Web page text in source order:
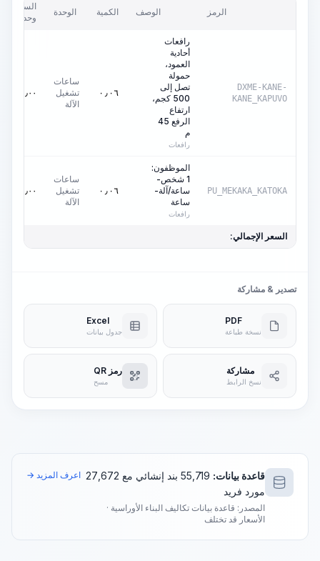
الرمز الوصف الكمية الوحدة
السعر/
وحدة
DXME-KANE-
KANE_KAPUVO
رافعات
أحادية
العمود،
حمولة
تصل إلى
500 كجم،
ارتفاع
الرفع 45
م
رافعات
٠٫٠٦
ساعات
تشغيل
الآلة
٠٫٠٠
PU_MEKAKA_KATOKA
الموظفون:
1 شخص-
ساعة/آلة-
ساعة
رافعات
٠٫٠٦
ساعات
تشغيل
الآلة
٠٫٠٠
السعر الإجمالي:
تصدير & مشاركة
PDF
نسخة طباعة
Excel
جدول بيانات
مشاركة
نسخ الرابط
رمز QR
مسح
قاعدة بيانات:
55,719 بند إنشائي مع 27,672
مورد فريد
المصدر: قاعدة بيانات تكاليف البناء الأوراسية ·
الأسعار قد تختلف
اعرف المزيد →